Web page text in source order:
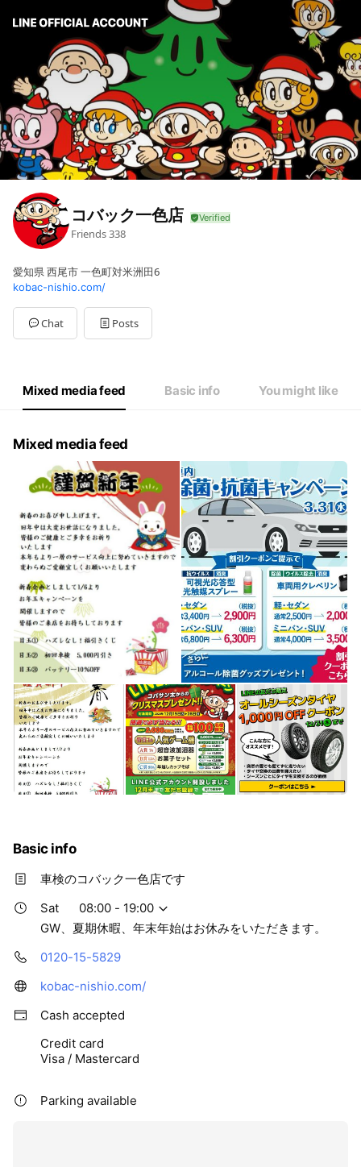
コバック一色店
Friends338
愛知県 西尾市 一色町対米洲田6
kobac-nishio.com/
Chat Posts
Mixed media feed Basic info You might like
Mixed media feed
Basic info
車検のコバック一色店です
Sat
08:00 - 19:00
GW、夏期休暇、年末年始はお休みをいただきます。
0120-15-5829
kobac-nishio.com/
Cash accepted
Credit card
Visa / Mastercard
Parking available